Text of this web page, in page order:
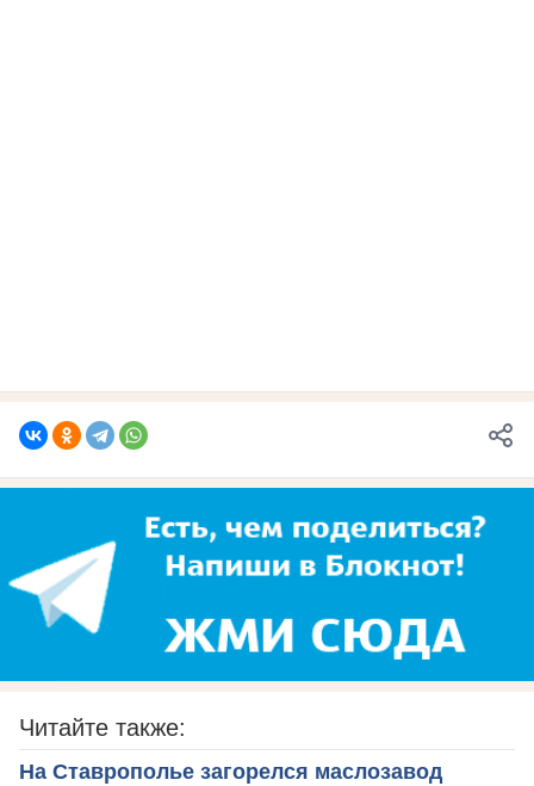
Читайте также:
На Ставрополье загорелся маслозавод